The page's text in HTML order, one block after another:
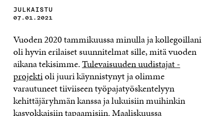
JULKAISTU
07.01.2021
Vuoden 2020 tammikuussa minulla ja kollegoillani
oli hyvin erilaiset suunnitelmat sille, mitä vuoden
aikana tekisimme.Tulevaisuuden uudistajat -
projektioli juuri käynnistynyt ja olimme
varautuneet tiiviiseen työpajatyöskentelyyn
kehittäjäryhmän kanssa ja lukuisiin muihinkin
kasvokkaisiin tapaamisiin. Maaliskuussa